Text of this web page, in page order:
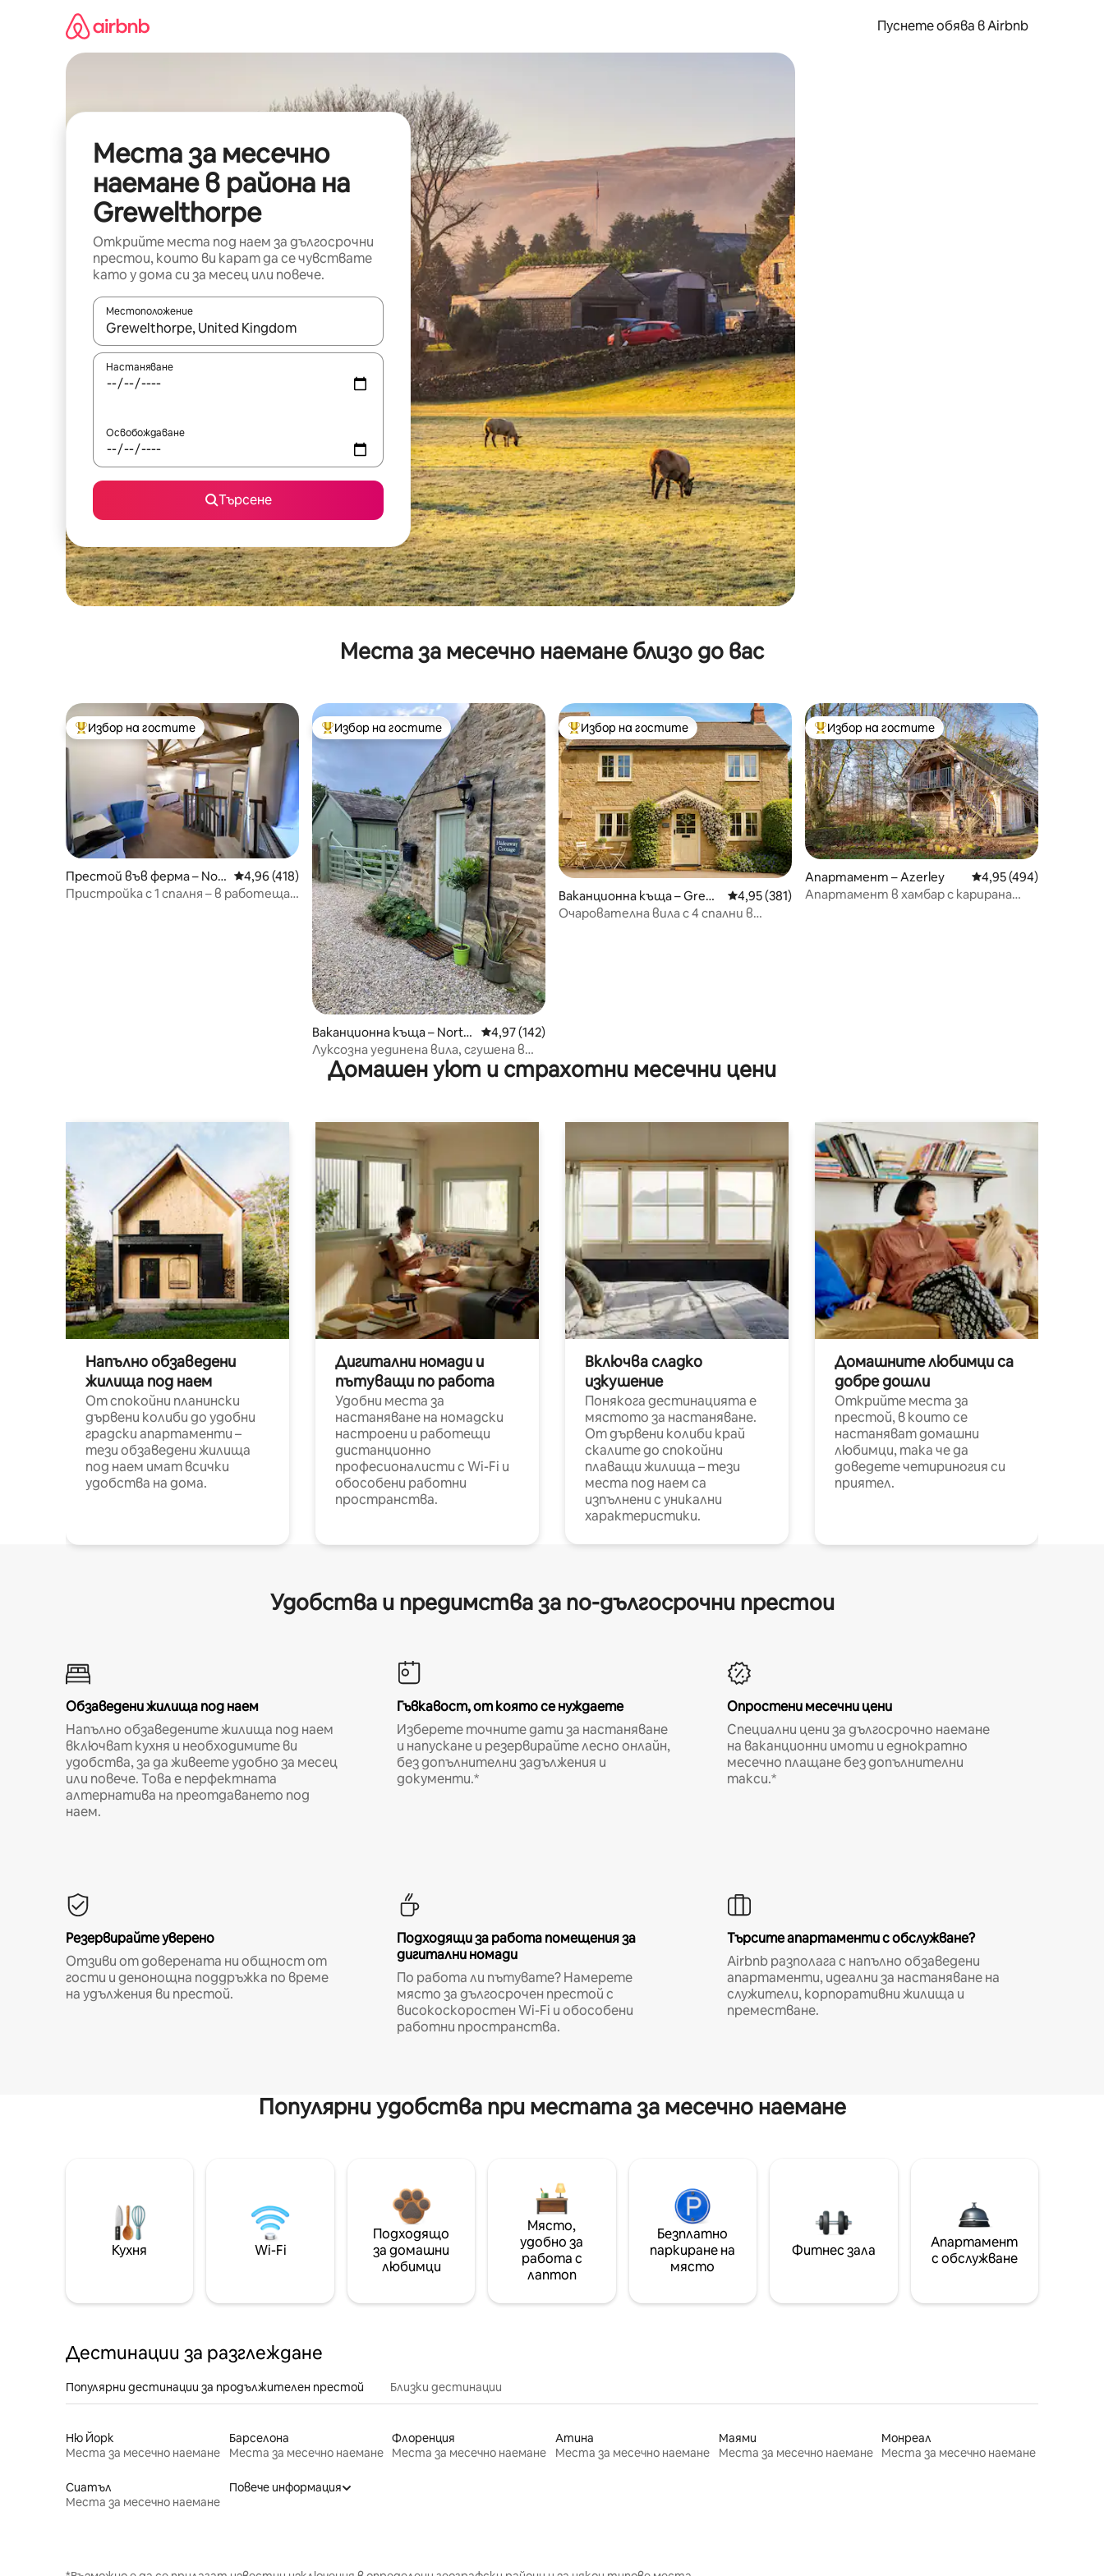
съдържанието
Пуснете обява в Airbnb
Места за месечно
наемане в района на
Grewelthorpe
Открийте места под наем за дългосрочни
престои, които ви карат да се чувствате
като у дома си за месец или повече.
Местоположение
Когато резултатите се покажат, използвайте клавишите със стрелки нагоре и надолу или навигирайте с докосване или плъзгане.
Настаняване
Освобождаване
Търсене
Места за месечно наемане близо до вас
Най-популярен избор на гостите
Избор на гостите
Престой във ферма – Nort
h Yorkshire
Средна оценка: 4,96 от 5, 418 отзива
4,96 (418)
Пристройка с 1 спалня – в работеща
Най-популярен избор на гостите
Избор на гостите
Ваканционна къща – North
Yorkshire
Средна оценка: 4,97 от 5, 142 отзива
4,97 (142)
Луксозна уединена вила, сгушена в
Йоркшир Дейлс
Най-популярен избор на гостите
Избор на гостите
Ваканционна къща – Grew
elthorpe
Средна оценка: 4,95 от 5, 381 отзива
4,95 (381)
Очарователна вила с 4 спални в
Най-популярен избор на гостите
Избор на гостите
Апартамент – Azerley Средна оценка: 4,95
4,95 (494)
Апартамент в хамбар с карирана
Домашен уют и страхотни месечни цени
Напълно обзаведени
жилища под наем
От спокойни планински
дървени колиби до удобни
градски апартаменти –
тези обзаведени жилища
под наем имат всички
удобства на дома.
Дигитални номади и
пътуващи по работа
Удобни места за
настаняване на номадски
настроени и работещи
дистанционно
професионалисти с Wi-Fi и
обособени работни
пространства.
Включва сладко
изкушение
Понякога дестинацията е
мястото за настаняване.
От дървени колиби край
скалите до спокойни
плаващи жилища – тези
места под наем са
изпълнени с уникални
характеристики.
Домашните любимци са
добре дошли
Открийте места за
престой, в които се
настаняват домашни
любимци, така че да
доведете четириногия си
приятел.
Удобства и предимства за по-дългосрочни престои
Обзаведени жилища под наем
Напълно обзаведените жилища под наем
включват кухня и необходимите ви
удобства, за да живеете удобно за месец
или повече. Това е перфектната
алтернатива на преотдаването под
наем.
Гъвкавост, от която се нуждаете
Изберете точните дати за настаняване
и напускане и резервирайте лесно онлайн,
без допълнителни задължения и
документи.*
Опростени месечни цени
Специални цени за дългосрочно наемане
на ваканционни имоти и еднократно
месечно плащане без допълнителни
такси.*
Резервирайте уверено
Отзиви от доверената ни общност от
гости и денонощна поддръжка по време
на удължения ви престой.
Подходящи за работа помещения за
дигитални номади
По работа ли пътувате? Намерете
място за дългосрочен престой с
високоскоростен Wi-Fi и обособени
работни пространства.
Търсите апартаменти с обслужване?
Airbnb разполага с напълно обзаведени
апартаменти, идеални за настаняване на
служители, корпоративни жилища и
преместване.
Популярни удобства при местата за месечно наемане
Кухня Wi-Fi
Подходящо
за домашни
любимци
Място,
удобно за
работа с
лаптоп
Безплатно
паркиране на
място
Фитнес зала
Апартамент
с обслужване
Дестинации за разглеждане
Популярни дестинации за продължителен престой Близки дестинации
Ню Йорк
Места за месечно наемане
Барселона
Места за месечно наемане
Флоренция
Места за месечно наемане
Атина
Места за месечно наемане
Маями
Места за месечно наемане
Монреал
Места за месечно наемане
Сиатъл
Места за месечно наемане
Повече информация